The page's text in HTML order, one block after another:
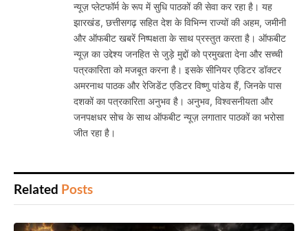
न्यूज़ प्लेटफॉर्म के रूप में सुधि पाठकों की सेवा कर रहा है। यह
झारखंड, छत्तीसगढ़ सहित देश के विभिन्न राज्यों की अहम, जमीनी
और ऑफबीट खबरें निष्पक्षता के साथ प्रस्तुत करता है। ऑफबीट
न्यूज़ का उद्देश्य जनहित से जुड़े मुद्दों को प्रमुखता देना और सच्ची
पत्रकारिता को मजबूत करना है। इसके सीनियर एडिटर डॉक्टर
अमरनाथ पाठक और रेजिडेंट एडिटर विष्णु पांडेय हैं, जिनके पास
दशकों का पत्रकारिता अनुभव है। अनुभव, विश्वसनीयता और
जनपक्षधर सोच के साथ ऑफबीट न्यूज़ लगातार पाठकों का भरोसा
जीत रहा है।
Related Posts